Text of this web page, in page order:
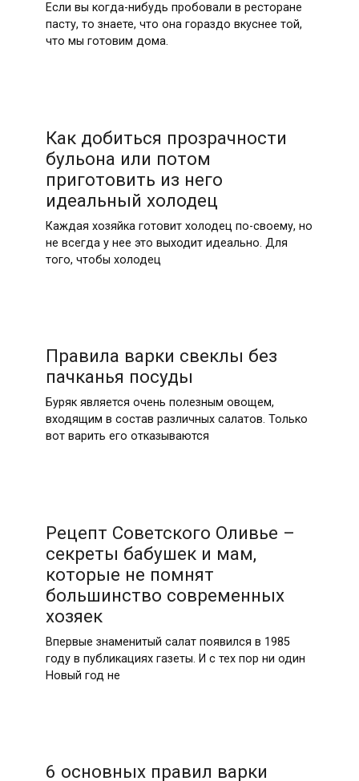
Если вы когда-нибудь пробовали в ресторане
пасту, то знаете, что она гораздо вкуснее той,
что мы готовим дома.
Как добиться прозрачности
бульона или потом
приготовить из него
идеальный холодец
Каждая хозяйка готовит холодец по-своему, но
не всегда у нее это выходит идеально. Для
того, чтобы холодец
Правила варки свеклы без
пачканья посуды
Буряк является очень полезным овощем,
входящим в состав различных салатов. Только
вот варить его отказываются
Рецепт Советского Оливье –
секреты бабушек и мам,
которые не помнят
большинство современных
хозяек
Впервые знаменитый салат появился в 1985
году в публикациях газеты. И с тех пор ни один
Новый год не
6 основных правил варки